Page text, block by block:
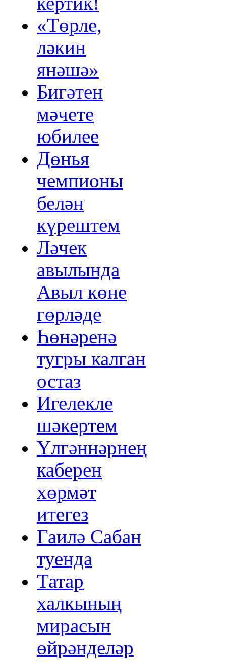
«Төрле,
ләкин
янәшә»
Бигәтен
мәчете
юбилее
Дөнья
чемпионы
белән
күрештем
Ләчек
авылында
Авыл көне
гөрләде
Һөнәренә
тугры калган
остаз
Игелекле
шәкертем
Үлгәннәрнең
каберен
хөрмәт
итегез
Гаилә Сабан
туенда
Татар
халкының
мирасын
өйрәнделәр